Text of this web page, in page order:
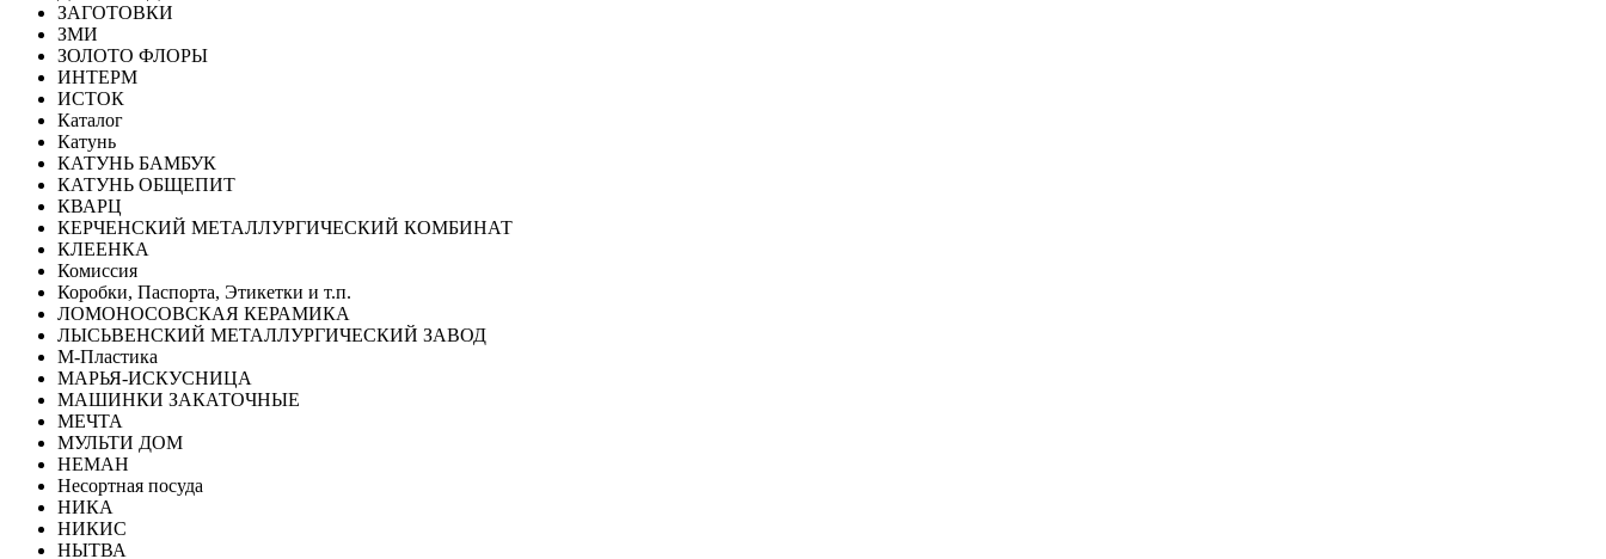
ЗАГОТОВКИ
ЗМИ
ЗОЛОТО ФЛОРЫ
ИНТЕРМ
ИСТОК
Каталог
Катунь
КАТУНЬ БАМБУК
КАТУНЬ ОБЩЕПИТ
КВАРЦ
КЕРЧЕНСКИЙ МЕТАЛЛУРГИЧЕСКИЙ КОМБИНАТ
КЛЕЕНКА
Комиссия
Коробки, Паспорта, Этикетки и т.п.
ЛОМОНОСОВСКАЯ КЕРАМИКА
ЛЫСЬВЕНСКИЙ МЕТАЛЛУРГИЧЕСКИЙ ЗАВОД
М-Пластика
МАРЬЯ-ИСКУСНИЦА
МАШИНКИ ЗАКАТОЧНЫЕ
МЕЧТА
МУЛЬТИ ДОМ
НЕМАН
Несортная посуда
НИКА
НИКИС
НЫТВА